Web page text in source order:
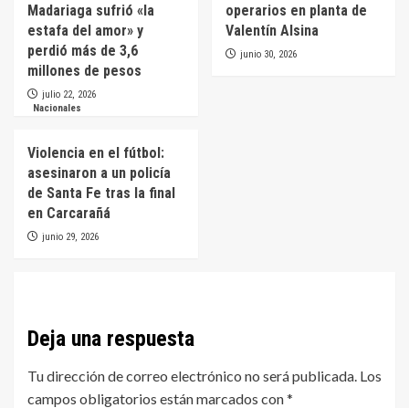
Madariaga sufrió «la
estafa del amor» y
perdió más de 3,6
millones de pesos
julio 22, 2026
operarios en planta de
Valentín Alsina
junio 30, 2026
Nacionales
Violencia en el fútbol:
asesinaron a un policía
de Santa Fe tras la final
en Carcarañá
junio 29, 2026
Deja una respuesta
Tu dirección de correo electrónico no será publicada. Los
campos obligatorios están marcados con*